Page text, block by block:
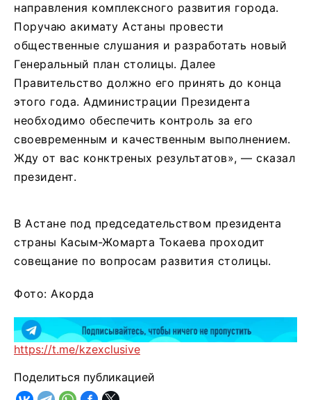
направления комплексного развития города.
Поручаю акимату Астаны провести
общественные слушания и разработать новый
Генеральный план столицы. Далее
Правительство должно его принять до конца
этого года. Администрации Президента
необходимо обеспечить контроль за его
своевременным и качественным выполнением.
Жду от вас конктреных результатов», — сказал
президент.
В Астане под председательством президента
страны Касым-Жомарта Токаева проходит
совещание по вопросам развития столицы.
Фото: Акорда
https://t.me/kzexclusive
Поделиться публикацией